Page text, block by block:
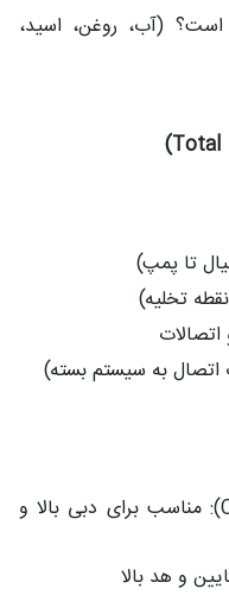
(آب، روغن، اسید،
پمپ گریز از مرکز (Centrifugal): مناسب برای دبی بالا و
و هد بالا